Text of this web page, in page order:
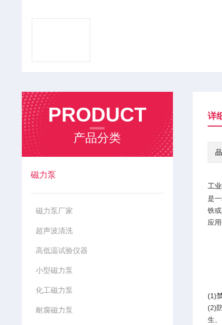
PRODUCT
产品分类
磁力泵
磁力泵厂家
超声波清洗
高低温试验仪器
小型磁力泵
化工磁力泵
耐腐磁力泵
详
工
是
铁
应
(1)
(2)
生